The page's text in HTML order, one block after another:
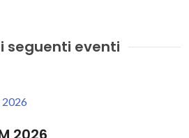
seguenti eventi